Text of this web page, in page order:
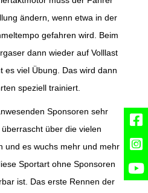
ändern, wenn etwa in der
gefahren wird. Beim
dann wieder auf Volllast
es viel Übung. Das wird dann
speziell trainiert.
Sponsoren sehr
über die vielen
und es wuchs mehr und mehr
Sportart ohne Sponsoren
ist. Das erste Rennen der